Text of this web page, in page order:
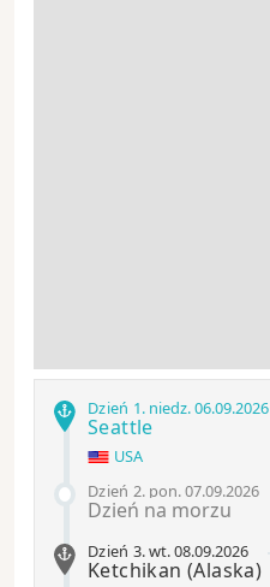
Dzień 1. niedz.06.09.2026
Seattle
USA
Dzień 2. pon.07.09.2026
Dzień na morzu
Dzień 3.wt.08.09.2026
Ketchikan(Alaska)